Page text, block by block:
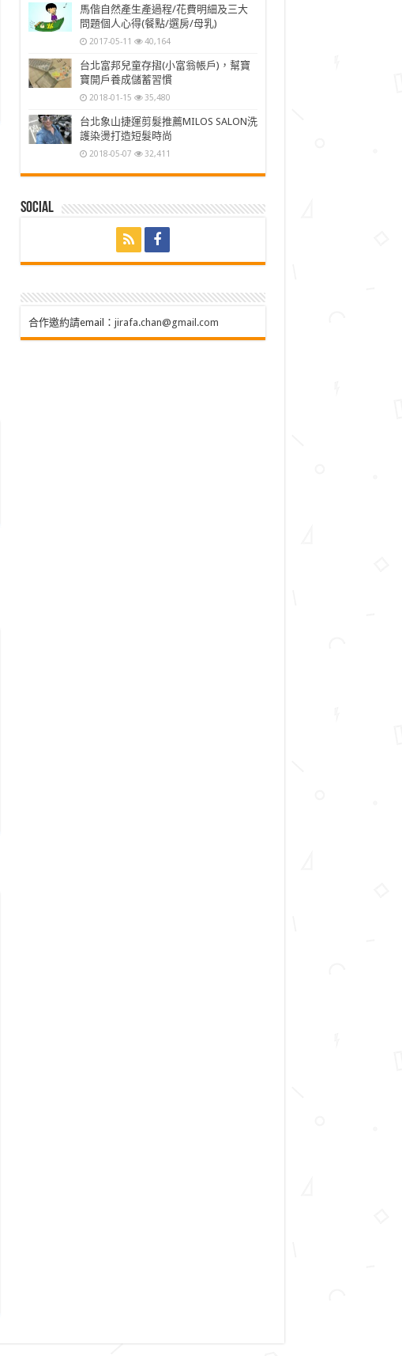
馬偕自然產生產過程/花費明細及三大
問題個人心得(餐點/選房/母乳)
2017-05-11 40,164
台北富邦兒童存摺(小富翁帳戶)，幫寶
寶開戶養成儲蓄習慣
2018-01-15 35,480
台北象山捷運剪髮推薦MILOS SALON洗
護染燙打造短髮時尚
2018-05-07 32,411
Social
合作邀約請email： jirafa.chan@gmail.com